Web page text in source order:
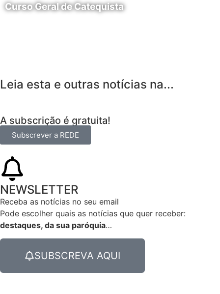
Curso Geral de Catequista
Leia esta e outras notícias na...
A subscrição é gratuita!
Subscrever a REDE
NEWSLETTER
Receba as notícias no seu email​
Pode escolher quais as notícias que quer receber:
destaques, da sua paróquia…
SUBSCREVA AQUI